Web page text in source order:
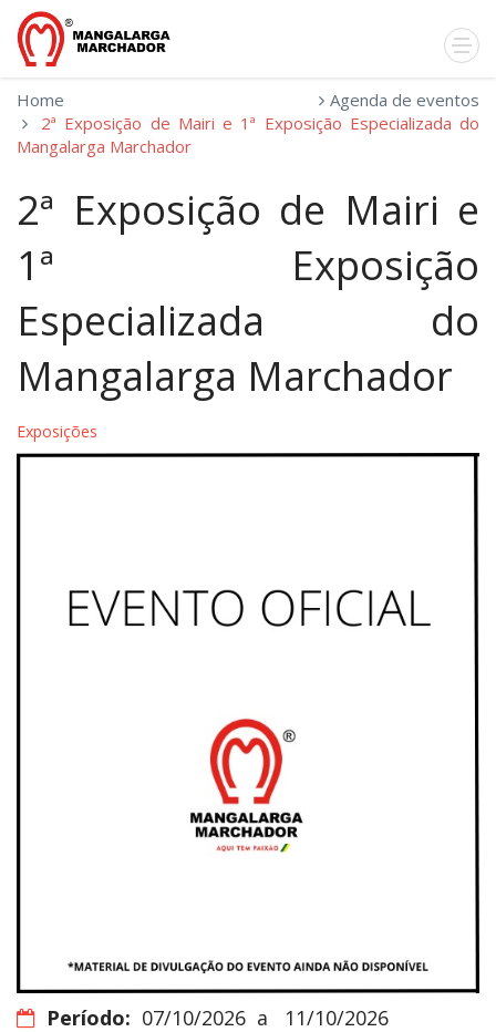
Home
Agenda de eventos
2ª Exposição de Mairi e 1ª Exposição Especializada do
Mangalarga Marchador
2ª Exposição de Mairi e
1ª Exposição
Especializada do
Mangalarga Marchador
Exposições
Período: 07/10/2026 a 11/10/2026